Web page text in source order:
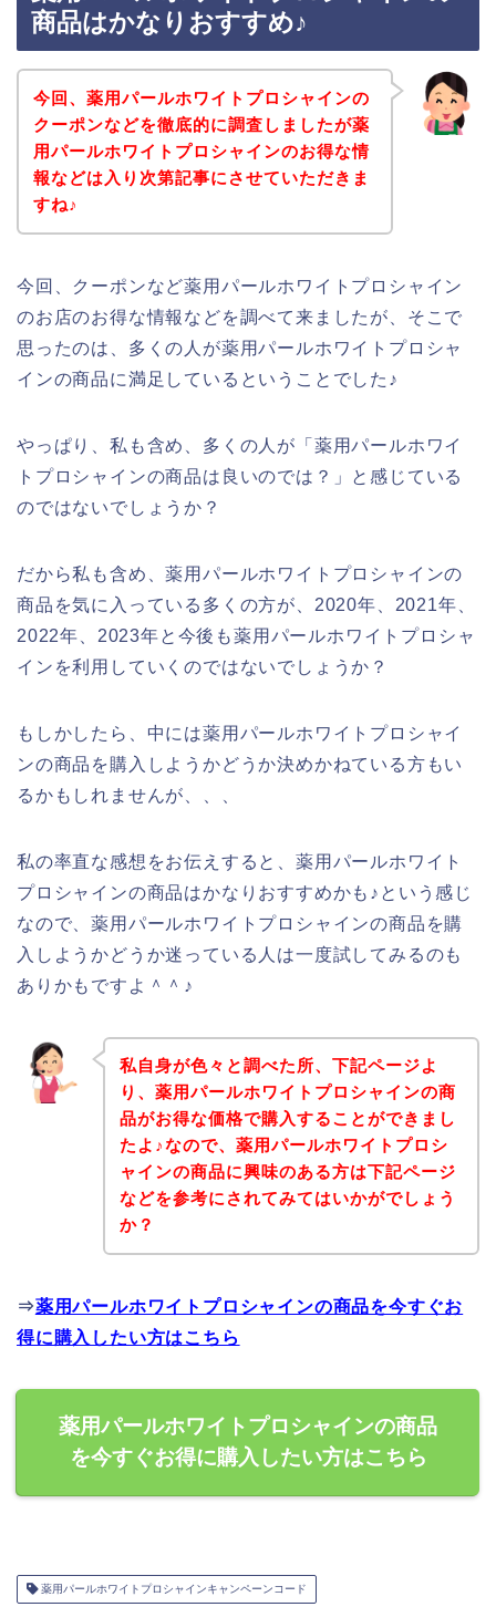
商品はかなりおすすめ♪
今回、薬用パールホワイトプロシャインの
クーポンなどを徹底的に調査しましたが薬
用パールホワイトプロシャインのお得な情
報などは入り次第記事にさせていただきま
すね♪
今回、クーポンなど薬用パールホワイトプロシャイン
のお店のお得な情報などを調べて来ましたが、そこで
思ったのは、多くの人が薬用パールホワイトプロシャ
インの商品に満足しているということでした♪
やっぱり、私も含め、多くの人が「薬用パールホワイ
トプロシャインの商品は良いのでは？」と感じている
のではないでしょうか？
だから私も含め、薬用パールホワイトプロシャインの
商品を気に入っている多くの方が、2020年、2021年、
2022年、2023年と今後も薬用パールホワイトプロシャ
インを利用していくのではないでしょうか？
もしかしたら、中には薬用パールホワイトプロシャイ
ンの商品を購入しようかどうか決めかねている方もい
るかもしれませんが、、、
私の率直な感想をお伝えすると、薬用パールホワイト
プロシャインの商品はかなりおすすめかも♪という感じ
なので、薬用パールホワイトプロシャインの商品を購
入しようかどうか迷っている人は一度試してみるのも
ありかもですよ＾＾♪
私自身が色々と調べた所、下記ページよ
り、薬用パールホワイトプロシャインの商
品がお得な価格で購入することができまし
たよ♪なので、薬用パールホワイトプロシ
ャインの商品に興味のある方は下記ページ
などを参考にされてみてはいかがでしょう
か？
⇒薬用パールホワイトプロシャインの商品を今すぐお
得に購入したい方はこちら
薬用パールホワイトプロシャインの商品
を今すぐお得に購入したい方はこちら
薬用パールホワイトプロシャインキャンペーンコード